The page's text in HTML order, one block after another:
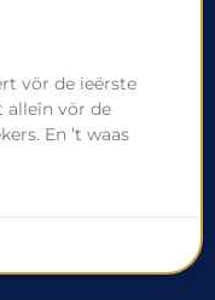
vör de ieërste
alleîn vör de
En ’t waas